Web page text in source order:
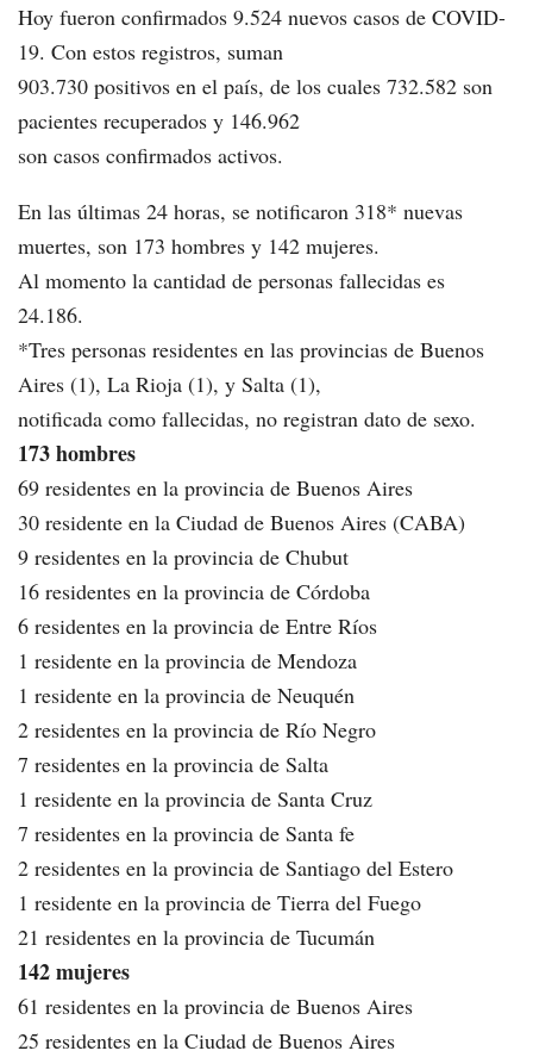
Hoy fueron confirmados 9.524 nuevos casos de COVID-
19. Con estos registros, suman
903.730 positivos en el país, de los cuales 732.582 son
pacientes recuperados y 146.962
son casos confirmados activos.
En las últimas 24 horas, se notificaron 318* nuevas
muertes, son 173 hombres y 142 mujeres.
Al momento la cantidad de personas fallecidas es
24.186.
*Tres personas residentes en las provincias de Buenos
Aires (1), La Rioja (1), y Salta (1),
notificada como fallecidas, no registran dato de sexo.
173 hombres
69 residentes en la provincia de Buenos Aires
30 residente en la Ciudad de Buenos Aires (CABA)
9 residentes en la provincia de Chubut
16 residentes en la provincia de Córdoba
6 residentes en la provincia de Entre Ríos
1 residente en la provincia de Mendoza
1 residente en la provincia de Neuquén
2 residentes en la provincia de Río Negro
7 residentes en la provincia de Salta
1 residente en la provincia de Santa Cruz
7 residentes en la provincia de Santa fe
2 residentes en la provincia de Santiago del Estero
1 residente en la provincia de Tierra del Fuego
21 residentes en la provincia de Tucumán
142 mujeres
61 residentes en la provincia de Buenos Aires
25 residentes en la Ciudad de Buenos Aires